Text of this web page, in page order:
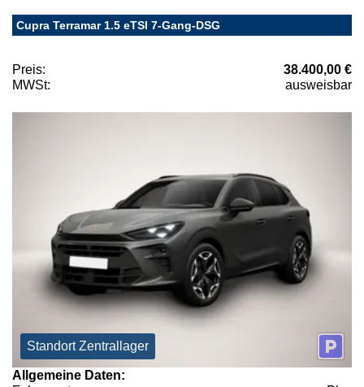
Cupra Terramar 1.5 eTSI 7-Gang-DSG
Preis:
38.400,00 €
MWSt:
ausweisbar
Standort Zentrallager
Allgemeine Daten: